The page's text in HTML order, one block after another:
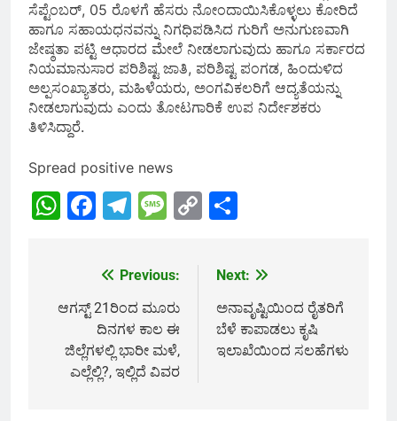
ಸೆಪ್ಟೆಂಬರ್, 05 ರೊಳಗೆ ಹೆಸರು ನೋಂದಾಯಿಸಿಕೊಳ್ಳಲು ಕೋರಿದೆ
ಹಾಗೂ ಸಹಾಯಧನವನ್ನು ನಿಗಧಿಪಡಿಸಿದ ಗುರಿಗೆ ಅನುಗುಣವಾಗಿ
ಜೇಷ್ಠತಾ ಪಟ್ಟಿ ಆಧಾರದ ಮೇಲೆ ನೀಡಲಾಗುವುದು ಹಾಗೂ ಸರ್ಕಾರದ
ನಿಯಮಾನುಸಾರ ಪರಿಶಿಷ್ಟ ಜಾತಿ, ಪರಿಶಿಷ್ಟ ಪಂಗಡ, ಹಿಂದುಳಿದ
ಅಲ್ಪಸಂಖ್ಯಾತರು, ಮಹಿಳೆಯರು, ಅಂಗವಿಕಲರಿಗೆ ಆದ್ಯತೆಯನ್ನು
ನೀಡಲಾಗುವುದು ಎಂದು ತೋಟಗಾರಿಕೆ ಉಪ ನಿರ್ದೇಶಕರು
ತಿಳಿಸಿದ್ದಾರೆ.
Spread positive news
WhatsApp
Facebook
Telegram
Message
Copy
navigation
Previous:
ಆಗಸ್ಟ್‌ 21ರಿಂದ ಮೂರು
ದಿನಗಳ ಕಾಲ ಈ
ಜಿಲ್ಲೆಗಳಲ್ಲಿ ಭಾರೀ ಮಳೆ,
ಎಲ್ಲೆಲ್ಲಿ?, ಇಲ್ಲಿದೆ ವಿವರ
Next:
ಅನಾವೃಷ್ಟಿಯಿಂದ ರೈತರಿಗೆ
ಬೆಳೆ ಕಾಪಾಡಲು ಕೃಷಿ
ಇಲಾಖೆಯಿಂದ ಸಲಹೆಗಳು